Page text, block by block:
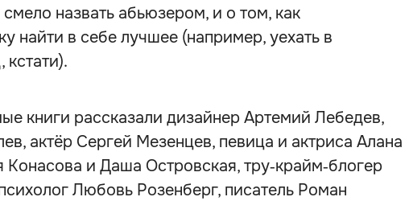
назвать абьюзером, и о том, как
найти в себе лучшее (например, уехать в
книги рассказали дизайнер Артемий Лебедев,
актёр Сергей Мезенцев, певица и актриса Алана
Конасова и Даша Островская, тру‑крайм‑блогер
Любовь Розенберг, писатель Роман